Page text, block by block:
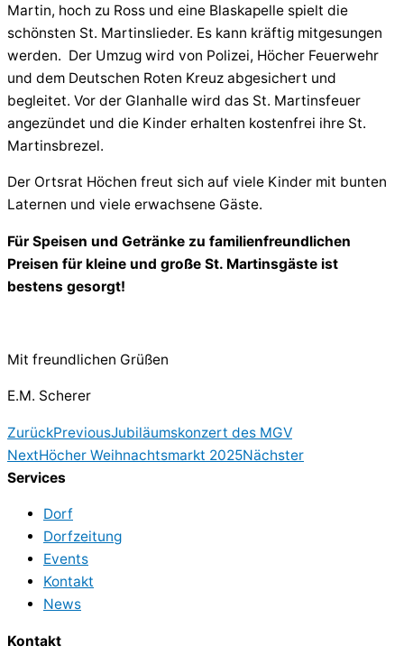
Martin, hoch zu Ross und eine Blaskapelle spielt die
schönsten St. Martinslieder. Es kann kräftig mitgesungen
werden. Der Umzug wird von Polizei, Höcher Feuerwehr
und dem Deutschen Roten Kreuz abgesichert und
begleitet. Vor der Glanhalle wird das St. Martinsfeuer
angezündet und die Kinder erhalten kostenfrei ihre St.
Martinsbrezel.
Der Ortsrat Höchen freut sich auf viele Kinder mit bunten
Laternen und viele erwachsene Gäste.
Für Speisen und Getränke zu familienfreundlichen
Preisen für kleine und große St. Martinsgäste ist
bestens gesorgt!
Mit freundlichen Grüßen
E.M. Scherer
ZurückPreviousJubiläumskonzert des MGV
NextHöcher Weihnachtsmarkt 2025Nächster
Services
Dorf
Dorfzeitung
Events
Kontakt
News
Kontakt